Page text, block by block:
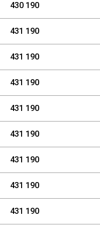
430 190
431 190
431 190
431 190
431 190
431 190
431 190
431 190
431 190